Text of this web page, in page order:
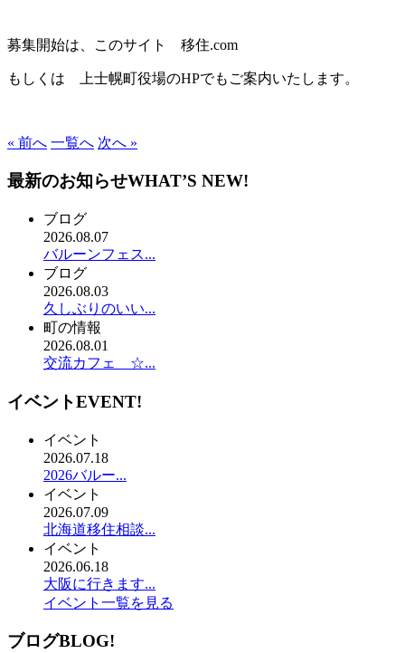
募集開始は、このサイト 移住.com
もしくは 上士幌町役場のHPでもご案内いたします。
« 前へ 一覧へ 次へ »
最新のお知らせWHAT’S NEW!
ブログ
2026.08.07
バルーンフェス...
ブログ
2026.08.03
久しぶりのいい...
町の情報
2026.08.01
交流カフェ ☆...
イベントEVENT!
イベント
2026.07.18
2026バルー...
イベント
2026.07.09
北海道移住相談...
イベント
2026.06.18
大阪に行きます...
イベント一覧を見る
ブログBLOG!